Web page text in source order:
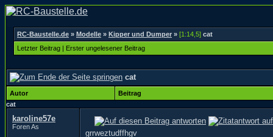
RC-Baustelle.de » Modelle » Kipper und Dumper » [1:14,5] cat
Letzter Beitrag | Erster ungelesener Beitrag
cat
Autor
Beitrag
cat
karoline57e
Foren As
grrweztudffhgv